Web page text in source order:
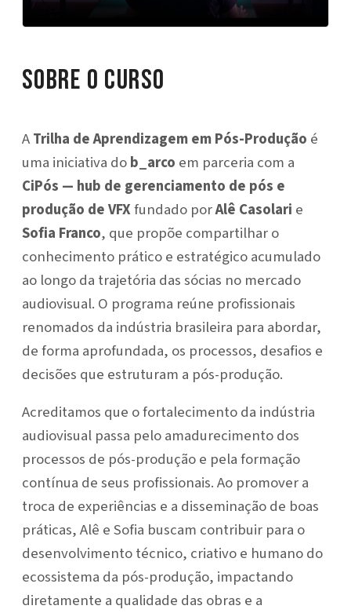
Sobre o Curso
ATrilha de Aprendizagem em Pós-Produção é
uma iniciativa dob_arco em parceria com a
CiPós — hub de gerenciamento de pós e
produção de VFXfundado porAlê Casolari e
Sofia Franco, que propõe compartilhar o
conhecimento prático e estratégico acumulado
ao longo da trajetória das sócias no mercado
audiovisual. O programa reúne profissionais
renomados da indústria brasileira para abordar,
de forma aprofundada, os processos, desafios e
decisões que estruturam a pós-produção.
Acreditamos que o fortalecimento da indústria
audiovisual passa pelo amadurecimento dos
processos de pós-produção e pela formação
contínua de seus profissionais. Ao promover a
troca de experiências e a disseminação de boas
práticas, Alê e Sofia buscam contribuir para o
desenvolvimento técnico, criativo e humano do
ecossistema da pós-produção, impactando
diretamente a qualidade das obras e a